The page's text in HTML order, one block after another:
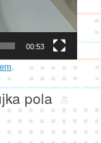
00:53
.
pola